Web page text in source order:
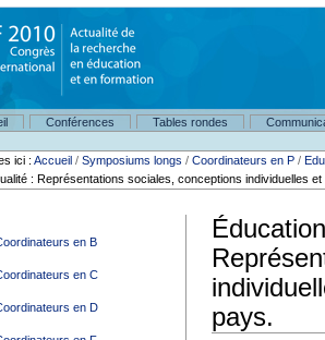
Conférences Tables rondes
ici : Accueil /Symposiums longs /Coordinateurs en P /
: Représentations sociales, conceptions individuelles
en B
en C
en D
pays.